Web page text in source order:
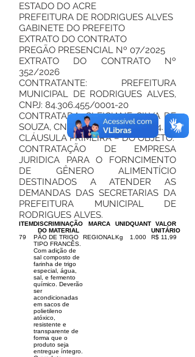
ESTADO DO ACRE
PREFEITURA DE RODRIGUES ALVES
GABINETE DO PREFEITO
EXTRATO DO CONTRATO
PREGÃO PRESENCIAL Nº 07/2025
EXTRATO DO CONTRATO Nº
352/2026
CONTRATANTE: PREFEITURA
MUNICIPAL DE RODRIGUES ALVES,
CNPJ: 84.306.455/0001-20
CONTRATADA: CLEICIANE SILVA DE
SOUZA, CNPJ:53.445.336/0001-24.
CLÁUSULA PRIMEIRA – DO OBJETO:
CONTRATAÇÃO DE EMPRESA
JURIDICA PARA O FORNCIMENTO
DE GÊNERO ALIMENTÍCIO
DESTINADOS A ATENDER AS
DEMANDAS DAS SECRETARIAS DA
PREFEITURA MUNICIPAL DE
RODRIGUES ALVES.
ITEMDISCRIMINAÇÃO
DO MATERIAL
MARCA UNIDQUANT
VALOR
UNITÁRIO
79
PÃO DE TRIGO
TIPO FRANCÊS.
Com adição de
sal composto de
farinha de trigo
especial, água,
sal, e fermento
químico. Deverão
ser
acondicionadas
em sacos de
polietileno
atóxico,
resistente e
transparente de
forma que o
produto seja
entregue íntegro.
REGIONAL Kg 1.000 R$ 11,99